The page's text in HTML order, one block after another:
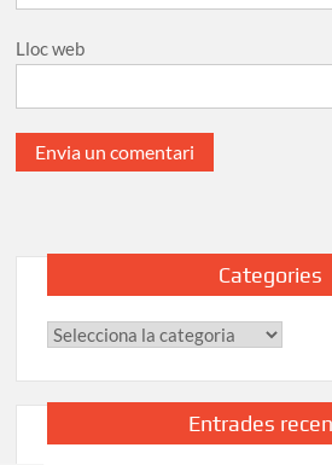
Lloc web
Categories
Categories
Entrades